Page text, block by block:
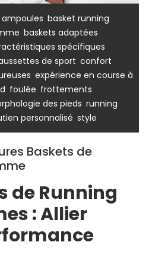
ampoules basket running
baskets adaptées
spécifiques
de sport confort
expérience en course à
foulée frottements
des pieds running
personnalisé style
Baskets de
de Running
: Allier